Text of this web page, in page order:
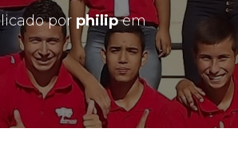
por philipem